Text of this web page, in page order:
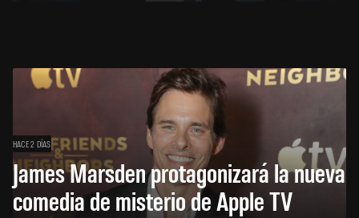
HACE 2 DÍAS
James Marsden protagonizará la nueva
comedia de misterio de Apple TV